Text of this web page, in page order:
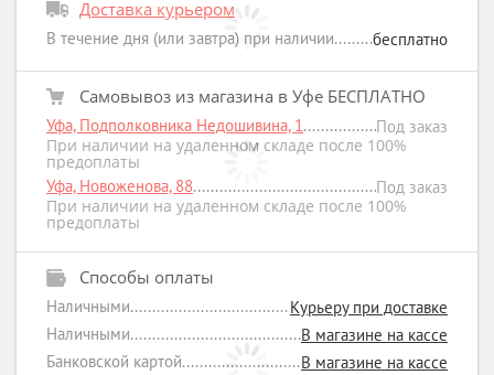
Доставка курьером
В течение дня (или завтра) при наличии бесплатно
Самовывоз из магазина в Уфе БЕСПЛАТНО
Уфа, Подполковника Недошивина, 1
Под заказ
При наличии на удаленном складе после 100%
предоплаты
Уфа, Новоженова, 88
Под заказ
При наличии на удаленном складе после 100%
предоплаты
Способы оплаты
Наличными
Курьеру при доставке
Наличными
В магазине на кассе
Банковской картой
В магазине на кассе